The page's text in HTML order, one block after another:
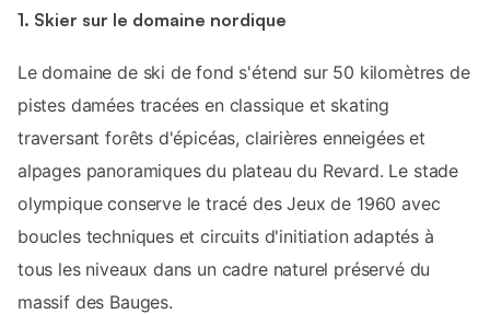
1. Skier sur le domaine nordique
Le domaine de ski de fond s'étend sur 50 kilomètres de
pistes damées tracées en classique et skating
traversant forêts d'épicéas, clairières enneigées et
alpages panoramiques du plateau du Revard. Le stade
olympique conserve le tracé des Jeux de 1960 avec
boucles techniques et circuits d'initiation adaptés à
tous les niveaux dans un cadre naturel préservé du
massif des Bauges.